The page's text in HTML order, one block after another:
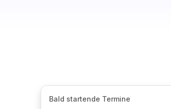
Bald startende Termine